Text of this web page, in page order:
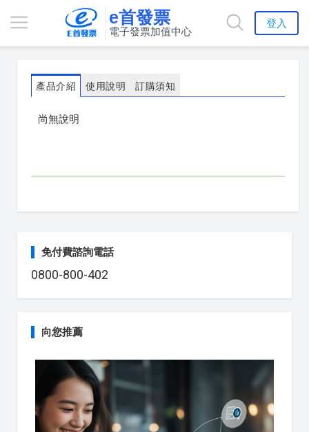
e首發票
電子發票加值中心
登入
產品介紹 使用說明 訂購須知
尚無說明
免付費諮詢電話
0800-800-402
向您推薦